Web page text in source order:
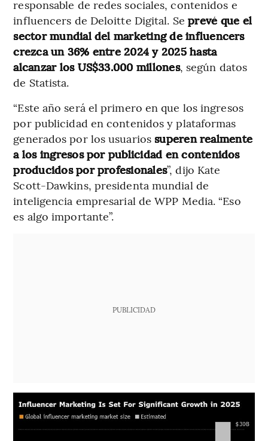
responsable de redes sociales, contenidos e
influencers de Deloitte Digital. Se prevé que el
sector mundial del marketing de influencers
crezca un 36% entre 2024 y 2025 hasta
alcanzar los US$33.000 millones, según datos
de Statista.
“Este año será el primero en que los ingresos
por publicidad en contenidos y plataformas
generados por los usuariossuperen realmente
a los ingresos por publicidad en contenidos
producidos por profesionales”, dijo Kate
Scott-Dawkins, presidenta mundial de
inteligencia empresarial de WPP Media. “Eso
es algo importante”.
PUBLICIDAD